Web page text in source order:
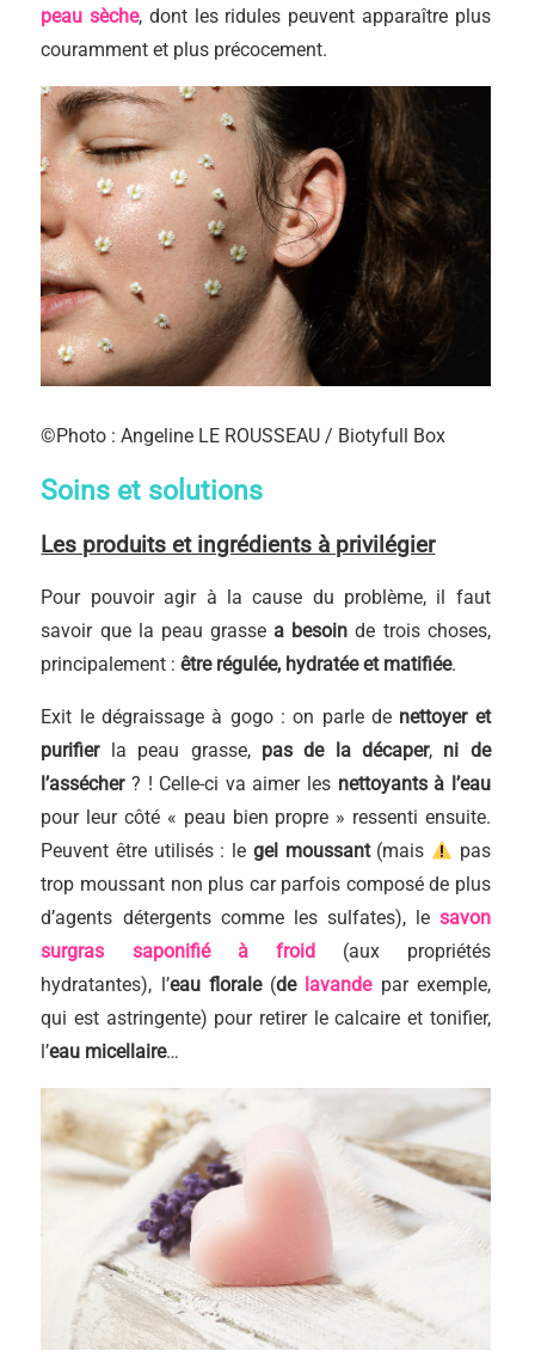
peau sèche, dont les ridules peuvent apparaître plus
couramment et plus précocement.
©Photo : Angeline LE ROUSSEAU / Biotyfull Box
Soins et solutions
Les produits et ingrédients à privilégier
Pour pouvoir agir à la cause du problème, il faut
savoir que la peau grasse a besoin de trois choses,
principalement :être régulée, hydratée et matifiée.
Exit le dégraissage à gogo : on parle de nettoyer et
purifierla peau grasse, pas de la décaper, ni de
l’assécher? ! Celle-ci va aimer les nettoyants à l’eau
pour leur côté « peau bien propre » ressenti ensuite.
Peuvent être utilisés : le gel moussant(mais
pas
trop moussant non plus car parfois composé de plus
d’agents détergents comme les sulfates), le savon
surgras saponifié à froid
(aux propriétés
hydratantes), l’eau florale(de lavandepar exemple,
qui est astringente) pour retirer le calcaire et tonifier,
l’eau micellaire…